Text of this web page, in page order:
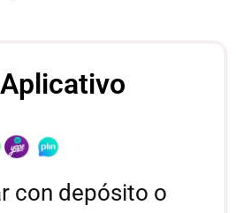
con depósito o